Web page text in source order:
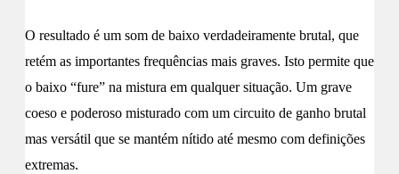
O resultado é um som de baixo verdadeiramente brutal, que
retém as importantes frequências mais graves. Isto permite que
o baixo “fure” na mistura em qualquer situação. Um grave
coeso e poderoso misturado com um circuito de ganho brutal
mas versátil que se mantém nítido até mesmo com definições
extremas.